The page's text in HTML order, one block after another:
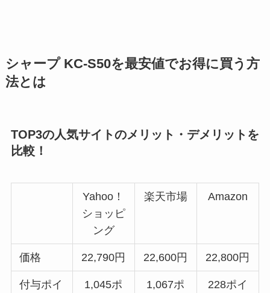
シャープ KC-S50を最安値でお得に買う方
法とは
TOP3の人気サイトのメリット・デメリットを
比較！
Yahoo！
ショッピ
ング
楽天市場 Amazon
価格 22,790円 22,600円 22,800円
付与ポイ
1,045ポ
1,067ポ
228ポイ